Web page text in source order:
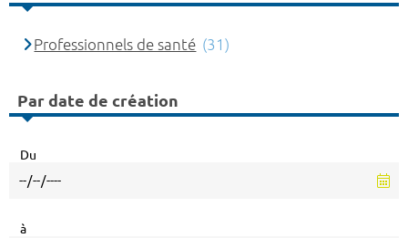
Professionnels de santé (31)
Par date de création
Du
à